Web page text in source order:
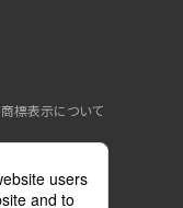
商標表示について